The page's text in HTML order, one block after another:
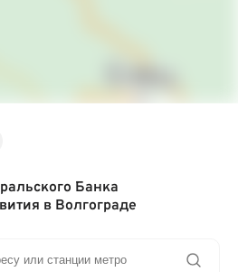
Банка
в Волгограде